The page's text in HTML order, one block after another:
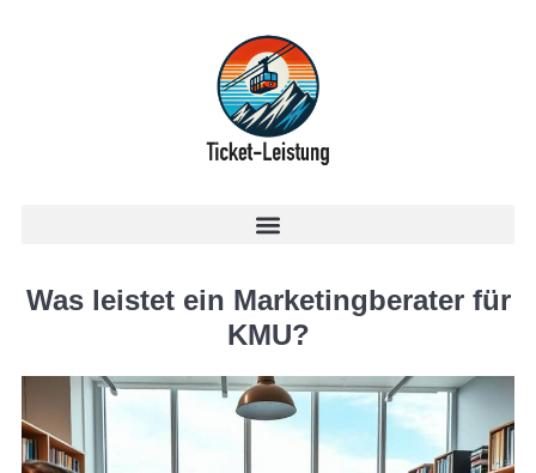
Was leistet ein Marketingberater für
KMU?